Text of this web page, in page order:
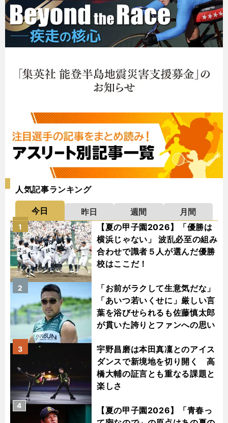
人気記事ランキング
今日 昨日 週間
月間
【夏の甲子園2026】「優勝は
横浜じゃない」 波乱必至の組み
合わせで識者５人が選んだ優勝
校はここだ！
1
「お前がラクして生意気だな」
「あいつ若いくせに」厳しい言
葉を浴びせられるも佐藤慎太郎
が貫いた誇りとファンへの思い
2
宇野昌磨は本田真凜とのアイス
ダンスで新境地を切り開く 高
橋大輔の証言とも重なる課題と
楽しさ
3
【夏の甲子園2026】「青春っ
4